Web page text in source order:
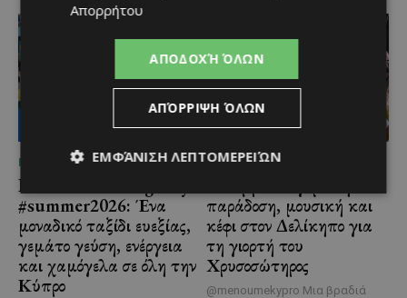
ΜΈΝΟΥΜΕ ΕΝΗΜΕΡΩΜΈΝΟΙ
Lidl Better Living Days
#summer2026: Ένα
μοναδικό ταξίδι ευεξίας,
γεμάτο γεύση, ενέργεια
και χαμόγελα σε όλη την
Κύπρο
ΜΈΝΟΥΜΕ ΕΝΗΜΕΡΩΜΈΝΟΙ
παράδοση, μουσική και
κέφι στον Δελίκηπο για
τη γιορτή του
Χρυσοσώτηρος
@menoumekypro Μια βραδιά
Απορρήτου
ΑΠΟΔΟΧΉ ΌΛΩΝ
ΑΠΌΡΡΙΨΗ ΌΛΩΝ
ΕΜΦΆΝΙΣΗ ΛΕΠΤΟΜΕΡΕΙΏΝ